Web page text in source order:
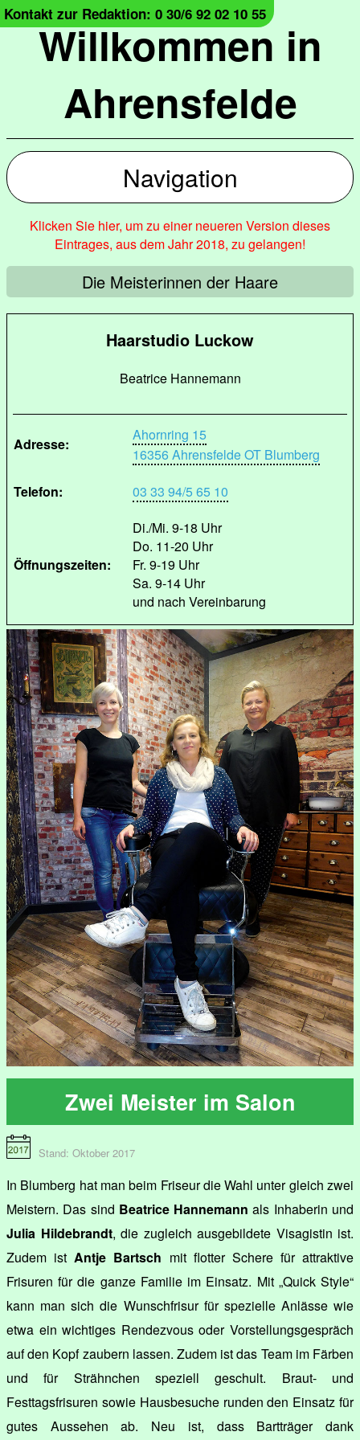
Willkommen in
Ahrensfelde
Kontakt zur Redaktion: 0 30/6 92 02 10 55
Navigation
Klicken Sie hier, um zu einer neueren Version dieses
Eintrages, aus dem Jahr 2018, zu gelangen!
Die Meisterinnen der Haare
Haarstudio Luckow
Beatrice Hannemann
Adresse:
Ahornring 15
16356 Ahrensfelde OT Blumberg
Telefon:
03 33 94/5 65 10
Öffnungszeiten:
Di./Mi. 9-18 Uhr
Do. 11-20 Uhr
Fr. 9-19 Uhr
Sa. 9-14 Uhr
und nach Vereinbarung
Zwei Meister im Salon
Stand: Oktober 2017
In Blumberg hat man beim Friseur die Wahl unter gleich zwei
Meistern. Das sind Beatrice Hannemann als Inhaberin und
Julia Hildebrandt, die zugleich ausgebildete Visagistin ist.
Zudem istAntje Bartsch mit flotter Schere für attraktive
Frisuren für die ganze Familie im Einsatz. Mit „Quick Style“
kann man sich die Wunschfrisur für spezielle Anlässe wie
etwa ein wichtiges Rendezvous oder Vorstellungsgespräch
auf den Kopf zaubern lassen. Zudem ist das Team im Färben
und für Strähnchen speziell geschult. Braut- und
Festtagsfrisuren sowie Hausbesuche runden den Einsatz für
gutes Aussehen ab. Neu ist, dass Bartträger dank